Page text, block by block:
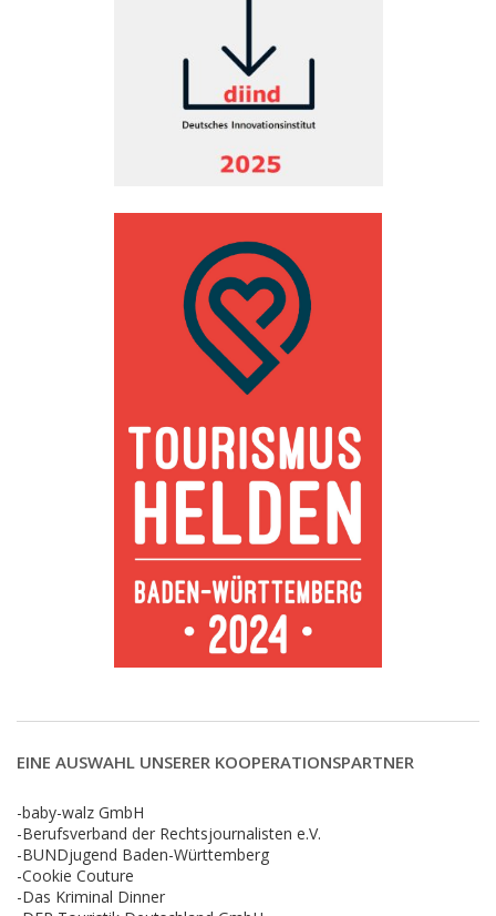
EINE AUSWAHL UNSERER KOOPERATIONSPARTNER
-baby-walz GmbH
-Berufsverband der Rechtsjournalisten e.V.
-BUNDjugend Baden-Württemberg
-Cookie Couture
-Das Kriminal Dinner